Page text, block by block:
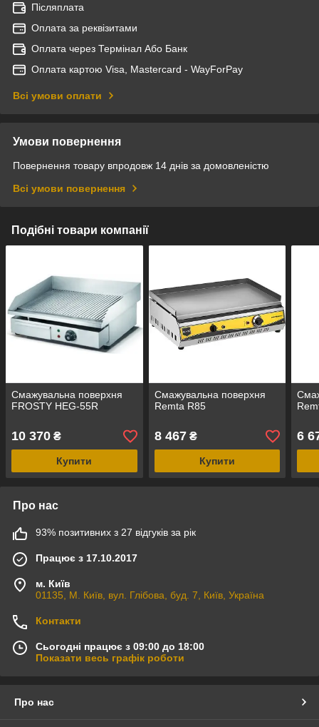
Післяплата
Оплата за реквізитами
Оплата через Термінал Або Банк
Оплата картою Visa, Mastercard - WayForPay
Всі умови оплати
Умови повернення
Повернення товару впродовж 14 днів за домовленістю
Всі умови повернення
Подібні товари компанії
Смажувальна поверхня
FROSTY HEG-55R
10 370 ₴
Купити
Смажувальна поверхня
Remta R85
8 467₴
Купити
6
Про нас
93% позитивних з 27 відгуків за рік
Працює з 17.10.2017
м. Київ
01135, М. Київ, вул. Глібова, буд. 7, Київ, Україна
Контакти
Сьогодні працює з 09:00 до 18:00
Показати весь графік роботи
Про нас